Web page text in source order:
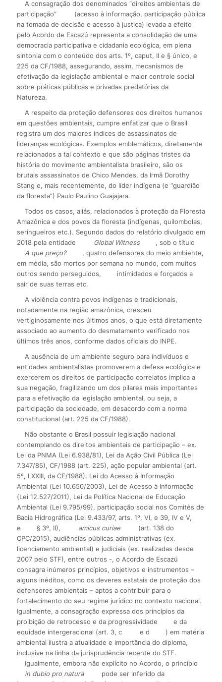
A consagração dos denominados “direitos ambientais de
participação”
(acesso à informação, participação pública
na tomada de decisão e acesso à justiça) levada a efeito
pelo Acordo de Escazú representa a consolidação de uma
democracia participativa e cidadania ecológica, em plena
sintonia com o conteúdo dos arts. 1º, caput, II e § único, e
225 da CF/1988, assegurando, assim, mecanismos de
efetivação da legislação ambiental e maior controle social
sobre práticas públicas e privadas predatórias da
Natureza.
A respeito da proteção defensores dos direitos humanos
em questões ambientais, cumpre enfatizar que o Brasil
registra um dos maiores índices de assassinatos de
lideranças ecológicas. Exemplos emblemáticos, diretamente
relacionados a tal contexto e que são páginas tristes da
história do movimento ambientalista brasileiro, são os
brutais assassinatos de Chico Mendes, da Irmã Dorothy
Stang e, mais recentemente, do líder indígena (e “guardião
da floresta”) Paulo Paulino Guajajara.
Todos os casos, aliás, relacionados à proteção da Floresta
Amazônica e dos povos da floresta (indígenas, quilombolas,
seringueiros etc.). Segundo dados do relatório divulgado em
2018 pela entidade
Global Witness
, sob o título
A que preço?
, quatro defensores do meio ambiente,
em média, são mortos por semana no mundo, com muitos
outros sendo perseguidos,
intimidados e forçados a
sair de suas terras etc.
A violência contra povos indígenas e tradicionais,
notadamente na região amazônica, cresceu
vertiginosamente nos últimos anos, o que está diretamente
associado ao aumento do desmatamento verificado nos
últimos três anos, conforme dados oficiais do INPE.
A ausência de um ambiente seguro para indivíduos e
entidades ambientalistas promoverem a defesa ecológica e
exercerem os direitos de participação correlatos implica a
sua negação, fragilizando um dos pilares mais importantes
para a efetivação da legislação ambiental, ou seja, a
participação da sociedade, em desacordo com a norma
constitucional (art. 225 da CF/1988).
Não obstante o Brasil possuir legislação nacional
contemplando os direitos ambientais de participação – ex.
Lei da PNMA (Lei 6.938/81), Lei da Ação Civil Pública (Lei
7.347/85), CF/1988 (art. 225), ação popular ambiental (art.
5º, LXXIII, da CF/1988), Lei do Acesso à Informação
Ambiental (Lei 10.650/2003), Lei de Acesso à Informação
(Lei 12.527/2011), Lei da Política Nacional de Educação
Ambiental (Lei 9.795/99), participação social nos Comitês de
Bacia Hidrográfica (Lei 9.433/97, arts. 1º, VI, e 39, IV e V,
e
§ 3º, II), amicus curiae
(art. 138 do
CPC/2015), audiências públicas administrativas (ex.
licenciamento ambiental) e judiciais (ex. realizadas desde
2007 pelo STF), entre outros -, o Acordo de Escazú
consagra inúmeros princípios, objetivos e instrumentos –
alguns inéditos, como os deveres estatais de proteção dos
defensores ambientais – aptos a contribuir para o
fortalecimento do seu regime jurídico no contexto nacional.
Igualmente, a consagração expressa dos princípios da
proibição de retrocesso e da progressividade
e da
equidade intergeracional (art. 3, c
e d
) em matéria
ambiental ilustra a atualidade e importância do diploma,
inclusive na linha da jurisprudência recente do STF.
Igualmente, embora não explícito no Acordo, o princípio
in dubio pro natura
pode ser inferido da